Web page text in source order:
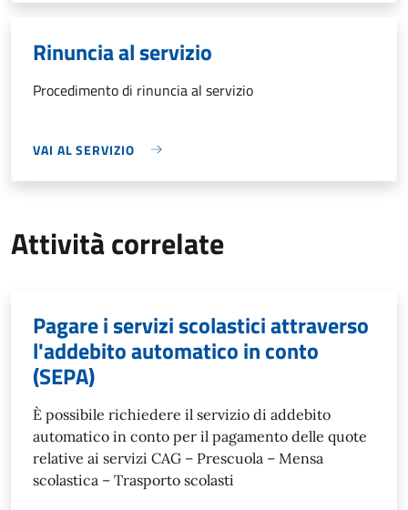
Rinuncia al servizio
Procedimento di rinuncia al servizio
VAI AL SERVIZIO
Attività correlate
Pagare i servizi scolastici attraverso
l'addebito automatico in conto
(SEPA)
È possibile richiedere il servizio di addebito
automatico in conto per il pagamento delle quote
relative ai servizi CAG – Prescuola – Mensa
scolastica – Trasporto scolasti